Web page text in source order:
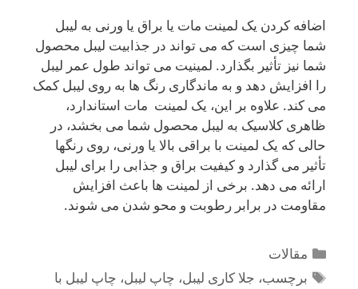
اضافه کردن یک لمینت مات یا براق یا ورنی به لیبل
شما چیزی است که می تواند در جذابیت لیبل محصول
شما نیز تأثیر بگذارد. لمینیت می تواند طول عمر لیبل
را افزایش دهد و به ماندگاری رنگ ها به روی لیبل کمک
می کند. علاوه بر این، یک لمینت مات استاندارد،
ظاهری کلاسیک به لیبل محصول شما می بخشد، در
حالی که یک لمینت با براقی بالا یا ورنی، روی رنگها
تأثیر می گذارد و کیفیت براق و جذابی را برای لیبل
ارائه می دهد. برخی از لمینت ها باعث افزایش
مقاومت در برابر رطوبت و محو شدن می شوند.
دسته‌ها
مقالات
برچسب‌ها
برچسب، جلا کاری لیبل، چاپ لیبل، چاپ لیبل با